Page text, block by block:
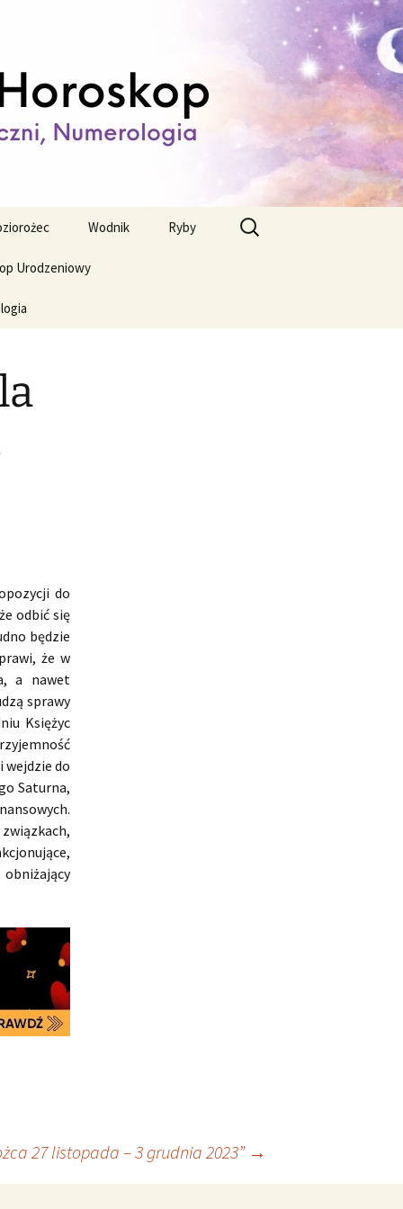
Wodnik Ryby
Urodzeniowy
Szukaj:
do
odbić się
będzie
że w
a nawet
sprawy
Księżyc
wejdzie do
Saturna,
27 listopada – 3 grudnia 2023” →